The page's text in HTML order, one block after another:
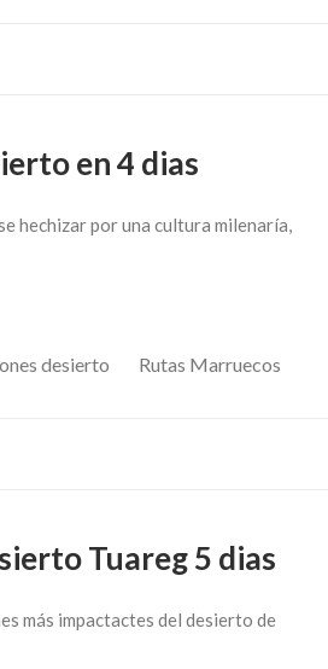
en 4 dias
hechizar por una cultura milenaría,
desierto Rutas Marruecos
Tuareg 5 dias
más impactactes del desierto de